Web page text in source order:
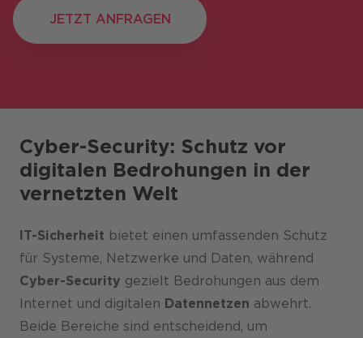
JETZT ANFRAGEN
JETZT ANFRAGEN
Cyber-Security: Schutz vor
digitalen Bedrohungen in der
vernetzten Welt
IT-Sicherheit bietet einen umfassenden Schutz
für Systeme, Netzwerke und Daten, während
Cyber-Security gezielt Bedrohungen aus dem
Internet und digitalen Datennetzen abwehrt.
Beide Bereiche sind entscheidend, um